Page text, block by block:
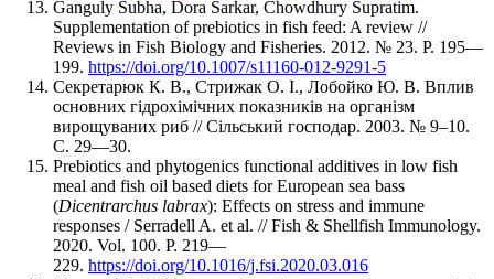
Ganguly Subha, Dora Sarkar, Chowdhury Supratim.
Supplementation of prebiotics in fish feed: A review //
Reviews in Fish Biology and Fisheries. 2012. № 23. Р. 195—
199. https://doi.org/10.1007/s11160-012-9291-5
Секретарюк К. В., Стрижак О. І., Лобойко Ю. В. Вплив
основних гідрохімічних показників на організм
вирощуваних риб // Сільський господар. 2003. № 9–10.
С. 29—30.
Prebiotics and phytogenics functional additives in low fish
meal and fish oil based diets for European sea bass
(Dicentrarchus labrax): Effects on stress and immune
responses / Serradell A. et al. // Fish & Shellfish Immunology.
2020. Vol. 100. P. 219—
229. https://doi.org/10.1016/j.fsi.2020.03.016